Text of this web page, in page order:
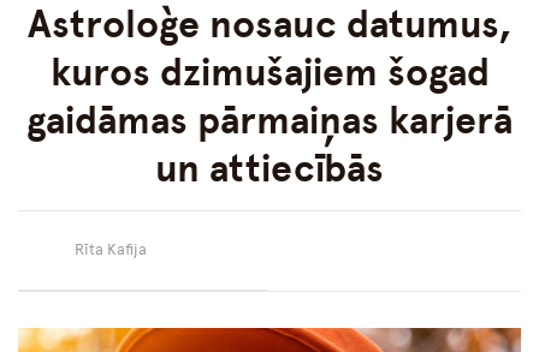
Astroloģe nosauc datumus,
kuros dzimušajiem šogad
gaidāmas pārmaiņas karjerā
un attiecībās
Rīta Kafija